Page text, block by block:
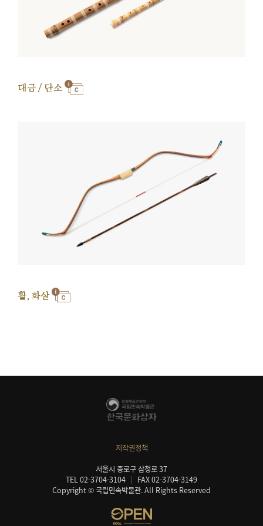
대금 / 단소
활, 화살
저작권정책
서울시 종로구 삼청로 37
TEL 02-3704-3104
FAX 02-3704-3149
Copyright © 국립민속박물관. All Rights Reserved